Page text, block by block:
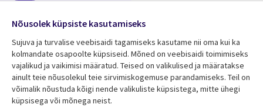
links
ESTONIA
KONTORID
Jälgi meid
Social
Media
Nõusolek küpsiste kasutamiseks
Sujuva ja turvalise veebisaidi tagamiseks kasutame nii oma kui ka
kolmandate osapoolte küpsiseid. Mõned on veebisaidi toimimiseks
vajalikud ja vaikimisi määratud. Teised on valikulised ja määratakse
ainult teie nõusolekul teie sirvimiskogemuse parandamiseks. Teil on
võimalik nõustuda kõigi nende valikuliste küpsistega, mitte ühegi
küpsisega või mõnega neist.